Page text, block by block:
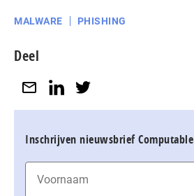
MALWARE PHISHING
Deel
Inschrijven nieuwsbrief Computable